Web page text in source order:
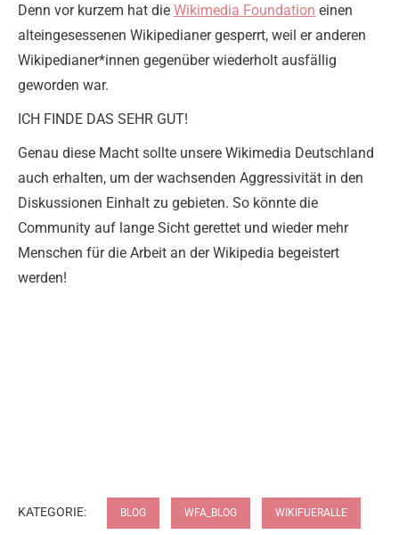
Denn vor kurzem hat die Wikimedia Foundation einen
alteingesessenen Wikipedianer gesperrt, weil er anderen
Wikipedianer*innen gegenüber wiederholt ausfällig
geworden war.
ICH FINDE DAS SEHR GUT!
Genau diese Macht sollte unsere Wikimedia Deutschland
auch erhalten, um der wachsenden Aggressivität in den
Diskussionen Einhalt zu gebieten. So könnte die
Community auf lange Sicht gerettet und wieder mehr
Menschen für die Arbeit an der Wikipedia begeistert
werden!
KATEGORIE: BLOG WFA_BLOG WIKIFUERALLE